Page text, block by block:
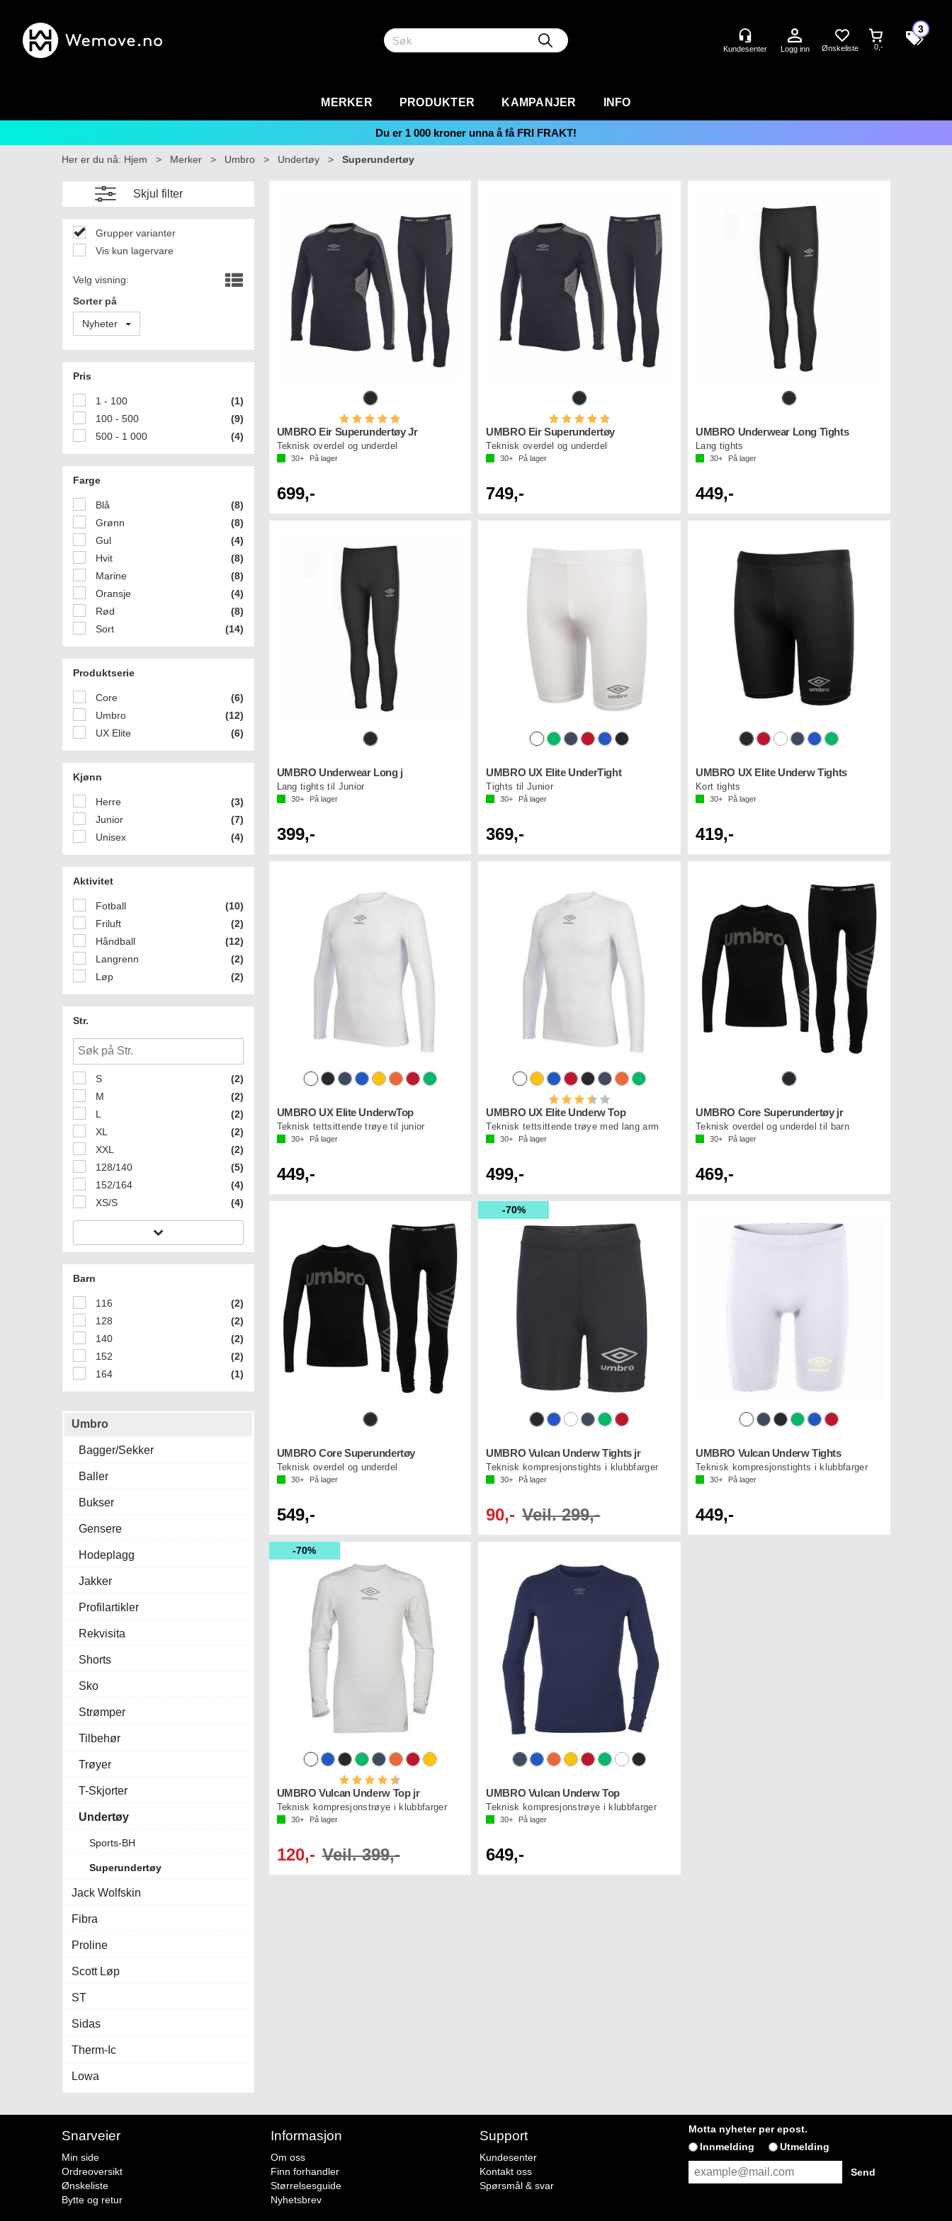
Logg inn 0,-
3
MERKER PRODUKTER KAMPANJER INFO
Du er 1 000 kroner unna å få FRI FRAKT!
Her er du nå: Hjem > Merker > Umbro > Undertøy > Superundertøy
Skjul filter
Grupper varianter
Vis kun lagervare
Velg visning:
Sorter på
Nyheter
Pris
1 - 100
(1)
100 - 500
(9)
500 - 1 000
(4)
Farge
Blå
(8)
Grønn
(8)
Gul
(4)
Hvit
(8)
Marine
(8)
Oransje
(4)
Rød
(8)
Sort
(14)
Produktserie
Core
(6)
Umbro
(12)
UX Elite
(6)
Kjønn
Herre
(3)
Junior
(7)
Unisex
(4)
Aktivitet
Fotball
(10)
Friluft
(2)
Håndball
(12)
Langrenn
(2)
Løp
(2)
Str.
S
(2)
M
(2)
L
(2)
XL
(2)
XXL
(2)
128/140
(5)
152/164
(4)
XS/S
(4)
Barn
116
(2)
128
(2)
140
(2)
152
(2)
164
(1)
Umbro
Bagger/Sekker
Baller
Bukser
Gensere
Hodeplagg
Jakker
Profilartikler
Rekvisita
Shorts
Sko
Strømper
Tilbehør
Trøyer
T-Skjorter
Undertøy
Sports-BH
Superundertøy
Jack Wolfskin
Fibra
Proline
Scott Løp
ST
Sidas
Therm-Ic
Lowa
Karakter:
UMBRO Eir Superundertøy Jr
Teknisk overdel og underdel
30+ På lager
699,-
Karakter:
UMBRO Eir Superundertøy
Teknisk overdel og underdel
30+ På lager
749,-
UMBRO Underwear Long Tights
Lang tights
30+ På lager
449,-
UMBRO Underwear Long j
Lang tights til Junior
30+ På lager
399,-
UMBRO UX Elite UnderTight
Tights til Junior
30+ På lager
369,-
UMBRO UX Elite Underw Tights
Kort tights
30+ På lager
419,-
UMBRO UX Elite UnderwTop
Teknisk tettsittende trøye til junior
30+ På lager
449,-
Karakter:
UMBRO UX Elite Underw Top
Teknisk tettsittende trøye med lang arm
30+ På lager
499,-
UMBRO Core Superundertøy jr
Teknisk overdel og underdel til barn
30+ På lager
469,-
UMBRO Core Superundertøy
Teknisk overdel og underdel
30+ På lager
549,-
70%
UMBRO Vulcan Underw Tights jr
Teknisk kompresjonstights i klubbfarger
30+ På lager
90,- Veil. 299,-
UMBRO Vulcan Underw Tights
Teknisk kompresjonstights i klubbfarger
30+ På lager
449,-
70%
Karakter:
UMBRO Vulcan Underw Top jr
Teknisk kompresjonstrøye i klubbfarger
30+ På lager
120,- Veil. 399,-
UMBRO Vulcan Underw Top
Teknisk kompresjonstrøye i klubbfarger
30+ På lager
649,-
Snarveier
Min side
Ordreoversikt
Ønskeliste
Bytte og retur
Informasjon
Om oss
Finn forhandler
Størrelsesguide
Nyhetsbrev
Support
Kundesenter
Kontakt oss
Spørsmål & svar
Motta nyheter per epost.
Innmelding
Utmelding